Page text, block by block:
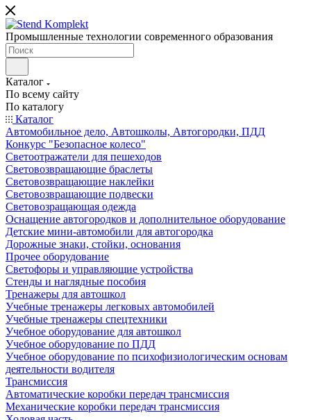
Промышленные технологии современного образования
Каталог
По всему сайту
По каталогу
Каталог
Автомобильное дело, Автошколы, Автогородки, ПДД
Конкурс "Безопасное колесо"
Светоотражатели для пешеходов
Световозвращающие браслеты
Световозвращающие наклейки
Световозвращающие подвески
Световозращающая одежда
Оснащение автогородков и дополнительное оборудование
Детские мини-автомобили для автогородка
Дорожные знаки, стойки, основания
Прочее оборудование
Светофоры и управляющие устройства
Стенды и наглядные пособия
Тренажеры для автошкол
Учебные тренажеры легковых автомобилей
Учебные тренажеры спецтехники
Учебное оборудование для автошкол
Учебное оборудование по ПДД
Учебное оборудование по психофизиологическим основам
деятельности водителя
Трансмиссия
Автоматические коробки передач трансмиссия
Механические коробки передач трансмиссия